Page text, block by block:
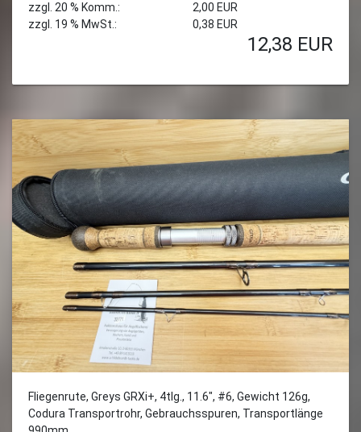
zzgl. 20 % Komm.:
2,00 EUR
zzgl. 19 % MwSt.:
0,38 EUR
12,38 EUR
Fliegenrute, Greys GRXi+, 4tlg., 11.6", #6, Gewicht 126g,
Codura Transportrohr, Gebrauchsspuren, Transportlänge